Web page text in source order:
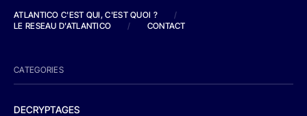
ATLANTICO C'EST QUI, C'EST QUOI ?
/
LE RESEAU D'ATLANTICO
/ CONTACT
CATEGORIES
DECRYPTAGES